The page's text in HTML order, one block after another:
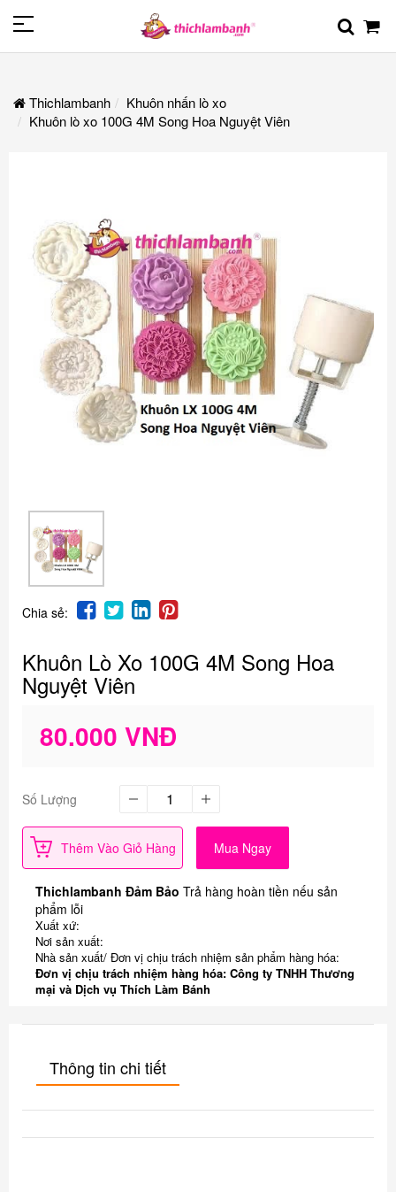
Thichlambanh
Khuôn nhấn lò xo
Khuôn lò xo 100G 4M Song Hoa Nguyệt Viên
Chia sẻ:
Khuôn Lò Xo 100G 4M Song Hoa
Nguyệt Viên
80.000 VNĐ
Số Lượng
Thêm Vào Giỏ Hàng Mua Ngay
Thichlambanh Đảm Bảo Trả hàng hoàn tiền nếu sản
phẩm lỗi
Xuất xứ:
Nơi sản xuất:
Nhà sản xuất/ Đơn vị chịu trách nhiệm sản phẩm hàng hóa:
Đơn vị chịu trách nhiệm hàng hóa: Công ty TNHH Thương
mại và Dịch vụ Thích Làm Bánh
Thông tin chi tiết